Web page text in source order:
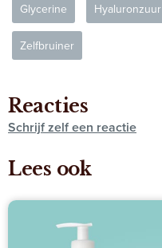
Glycerine Hyaluronzuur
Zelfbruiner
Reacties
Schrijf zelf een reactie
Lees ook